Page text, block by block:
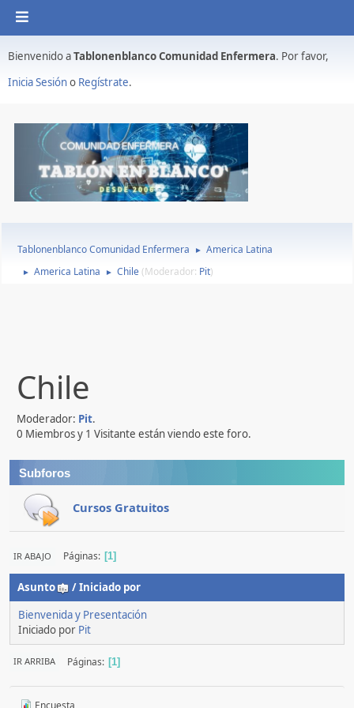
Bienvenido aTablonenblanco Comunidad Enfermera. Por favor,
Inicia Sesióno Regístrate.
Tablonenblanco Comunidad Enfermera ► America Latina
► America Latina ► Chile (Moderador: Pit)
Chile
Moderador: Pit.
0 Miembros y 1 Visitante están viendo este foro.
Subforos
Cursos Gratuitos
IR ABAJO Páginas 1
Asunto /Iniciado por
Bienvenida y Presentación
Iniciado por Pit
IR ARRIBA Páginas 1
Encuesta